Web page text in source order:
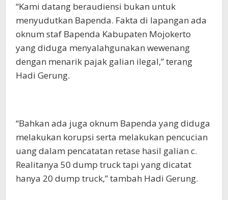
“Kami datang beraudiensi bukan untuk
menyudutkan Bapenda. Fakta di lapangan ada
oknum staf Bapenda Kabupaten Mojokerto
yang diduga menyalahgunakan wewenang
dengan menarik pajak galian ilegal,” terang
Hadi Gerung.
“Bahkan ada juga oknum Bapenda yang diduga
melakukan korupsi serta melakukan pencucian
uang dalam pencatatan retase hasil galian c.
Realitanya 50 dump truck tapi yang dicatat
hanya 20 dump truck,” tambah Hadi Gerung.